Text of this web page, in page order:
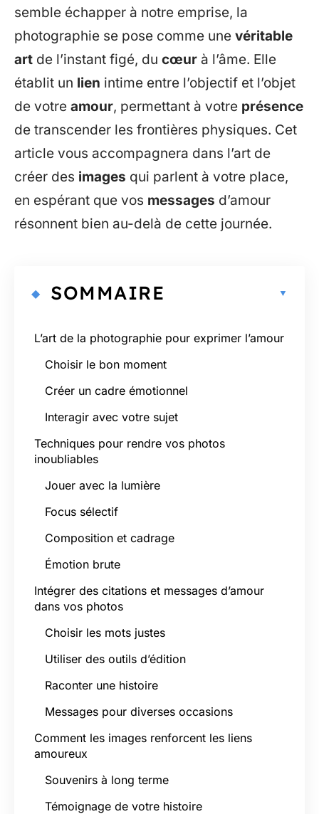
semble échapper à notre emprise, la
photographie se pose comme une véritable
art de l’instant figé, du cœur à l’âme. Elle
établit un lien intime entre l’objectif et l’objet
de votre amour, permettant à votre présence
de transcender les frontières physiques. Cet
article vous accompagnera dans l’art de
créer des images qui parlent à votre place,
en espérant que vos messages d’amour
résonnent bien au-delà de cette journée.
SOMMAIRE
L’art de la photographie pour exprimer l’amour
Choisir le bon moment
Créer un cadre émotionnel
Interagir avec votre sujet
Techniques pour rendre vos photos
inoubliables
Jouer avec la lumière
Focus sélectif
Composition et cadrage
Émotion brute
Intégrer des citations et messages d’amour
dans vos photos
Choisir les mots justes
Utiliser des outils d’édition
Raconter une histoire
Messages pour diverses occasions
Comment les images renforcent les liens
amoureux
Souvenirs à long terme
Témoignage de votre histoire